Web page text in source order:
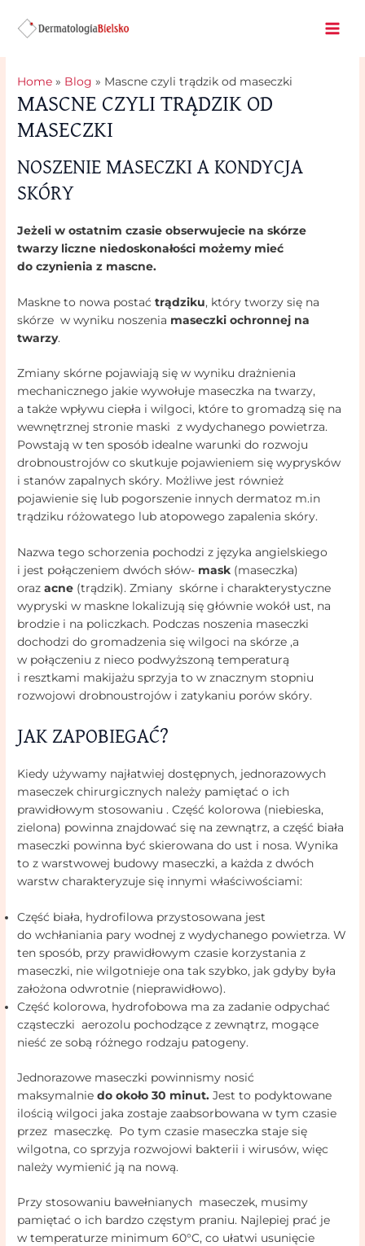
Home Blog Mascne czyli trądzik od maseczki
MASCNE CZYLI TRĄDZIK OD
MASECZKI
NOSZENIE MASECZKI A KONDYCJA
SKÓRY
Jeżeli w ostatnim czasie obserwujecie na skórze
twarzy liczne niedoskonałości możemy mieć
do czynienia z mascne.
Maskne to nowa postaćtrądziku, który tworzy się na
skórze w wyniku noszenia maseczki ochronnej na
twarzy.
Zmiany skórne pojawiają się w wyniku drażnienia
mechanicznego jakie wywołuje maseczka na twarzy,
a także wpływu ciepła i wilgoci, które to gromadzą się na
wewnętrznej stronie maski z wydychanego powietrza.
Powstają w ten sposób idealne warunki do rozwoju
drobnoustrojów co skutkuje pojawieniem się wyprysków
i stanów zapalnych skóry. Możliwe jest również
pojawienie się lub pogorszenie innych dermatoz m.in
trądziku różowatego lub atopowego zapalenia skóry.
Nazwa tego schorzenia pochodzi z języka angielskiego
i jest połączeniem dwóch słów- mask (maseczka)
orazacne (trądzik). Zmiany skórne i charakterystyczne
wypryski w maskne lokalizują się głównie wokół ust, na
brodzie i na policzkach. Podczas noszenia maseczki
dochodzi do gromadzenia się wilgoci na skórze ,a
w połączeniu z nieco podwyższoną temperaturą
i resztkami makijażu sprzyja to w znacznym stopniu
rozwojowi drobnoustrojów i zatykaniu porów skóry.
JAK ZAPOBIEGAĆ?
Kiedy używamy najłatwiej dostępnych, jednorazowych
maseczek chirurgicznych należy pamiętać o ich
prawidłowym stosowaniu . Część kolorowa (niebieska,
zielona) powinna znajdować się na zewnątrz, a część biała
maseczki powinna być skierowana do ust i nosa. Wynika
to z warstwowej budowy maseczki, a każda z dwóch
warstw charakteryzuje się innymi właściwościami:
Część biała, hydrofilowa przystosowana jest
do wchłaniania pary wodnej z wydychanego powietrza. W
ten sposób, przy prawidłowym czasie korzystania z
maseczki, nie wilgotnieje ona tak szybko, jak gdyby była
założona odwrotnie (nieprawidłowo).
Część kolorowa, hydrofobowa ma za zadanie odpychać
cząsteczki aerozolu pochodzące z zewnątrz, mogące
nieść ze sobą różnego rodzaju patogeny.
Jednorazowe maseczki powinnismy nosić
maksymalniedo około 30 minut. Jest to podyktowane
ilością wilgoci jaka zostaje zaabsorbowana w tym czasie
przez maseczkę. Po tym czasie maseczka staje się
wilgotna, co sprzyja rozwojowi bakterii i wirusów, więc
należy wymienić ją na nową.
Przy stosowaniu bawełnianych maseczek, musimy
pamiętać o ich bardzo częstym praniu. Najlepiej prać je
w temperaturze minimum 60°C, co ułatwi usunięcie
navigation